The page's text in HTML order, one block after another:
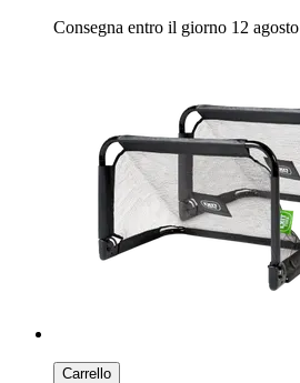
Consegna entro il giorno 12 agosto
Carrello